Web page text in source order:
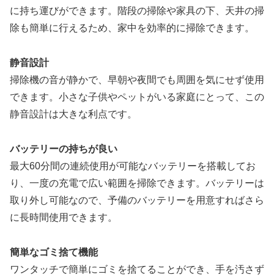
に持ち運びができます。階段の掃除や家具の下、天井の掃
除も簡単に行えるため、家中を効率的に掃除できます。
静音設計
掃除機の音が静かで、早朝や夜間でも周囲を気にせず使用
できます。小さな子供やペットがいる家庭にとって、この
静音設計は大きな利点です。
バッテリーの持ちが良い
最大60分間の連続使用が可能なバッテリーを搭載してお
り、一度の充電で広い範囲を掃除できます。バッテリーは
取り外し可能なので、予備のバッテリーを用意すればさら
に長時間使用できます。
簡単なゴミ捨て機能
ワンタッチで簡単にゴミを捨てることができ、手を汚さず